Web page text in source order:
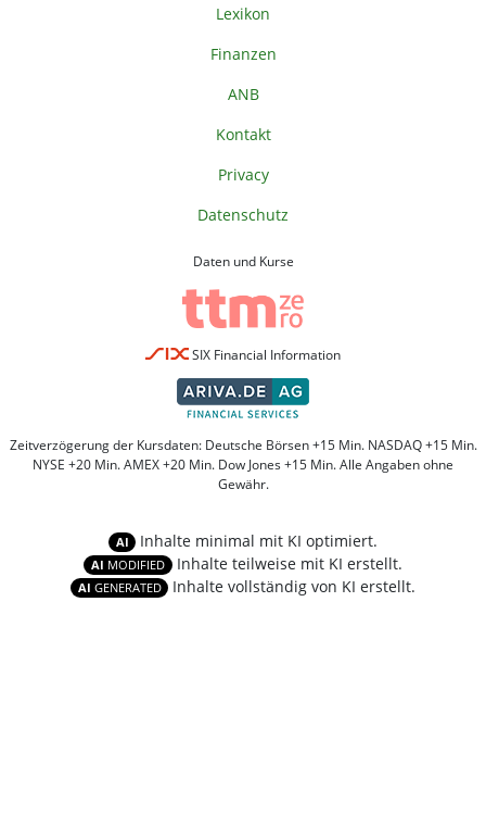
Lexikon
Finanzen
ANB
Kontakt
Privacy
Datenschutz
Daten und Kurse
SIX Financial Information
Zeitverzögerung der Kursdaten: Deutsche Börsen +15 Min. NASDAQ +15 Min.
NYSE +20 Min. AMEX +20 Min. Dow Jones +15 Min. Alle Angaben ohne
Gewähr.
AI Inhalte minimal mit KI optimiert.
AI MODIFIED Inhalte teilweise mit KI erstellt.
AI GENERATED Inhalte vollständig von KI erstellt.